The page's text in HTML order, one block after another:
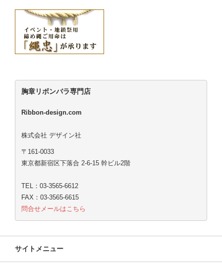
胸章リボンバラ専門店
Ribbon-design.com
株式会社 デザイン社
〒161-0033
東京都新宿区下落合 2-6-15 幹ビル2階
TEL：03-3565-6612
FAX：03-3565-6615
問合せメールはこちら
サイトメニュー